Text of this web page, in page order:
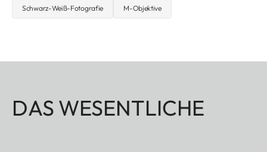
Schwarz-Weiß-Fotografie M-Objektive
DAS WESENTLICHE